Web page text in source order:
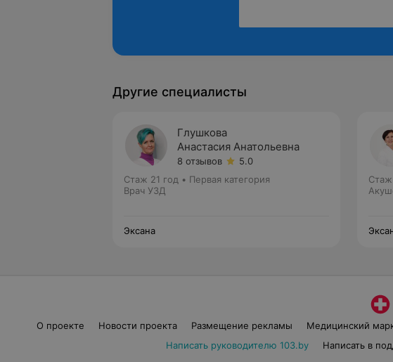
Другие специалисты
Глушкова
Анастасия Анатольевна
8 отзывов
5.0
Стаж 21 год • Первая категория
Врач УЗД
Эксана
Стаж
О проекте Новости проекта Размещение рекламы Медицинский
Написать руководителю 103.by
Написать в